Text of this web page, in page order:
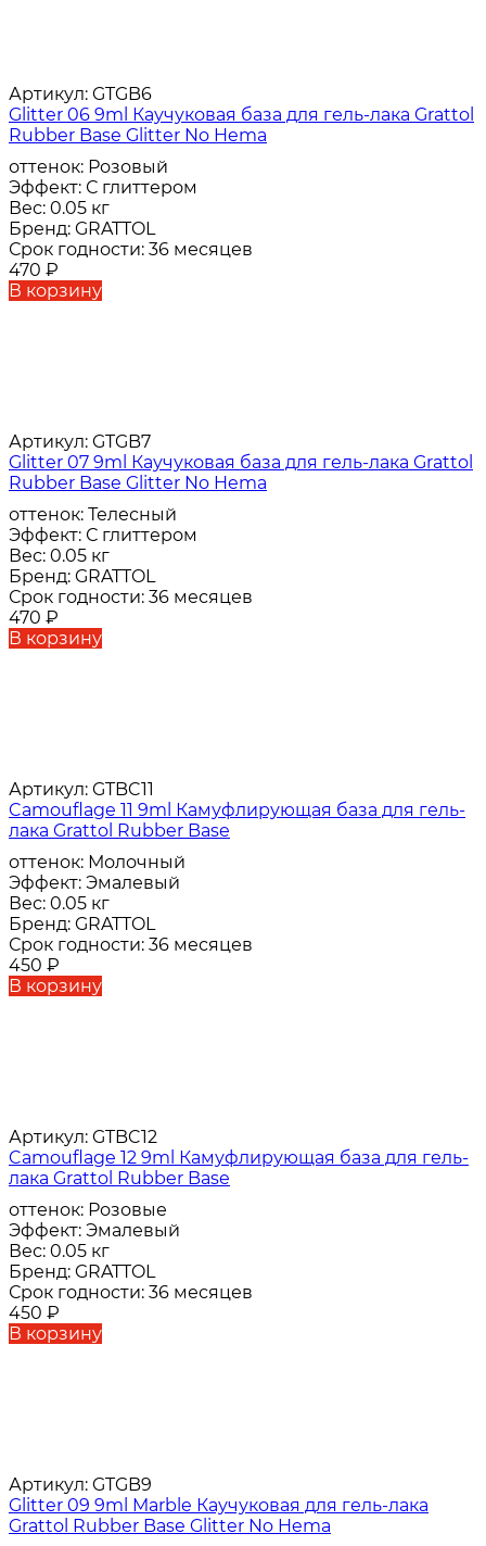
Артикул: GTGB6
Glitter 06 9ml Каучуковая база для гель-лака Grattol
Rubber Base Glitter No Hema
оттенок: Розовый
Эффект: С глиттером
Вес: 0.05 кг
Бренд: GRATTOL
Срок годности: 36 месяцев
470 ₽
В корзину
Артикул: GTGB7
Glitter 07 9ml Каучуковая база для гель-лака Grattol
Rubber Base Glitter No Hema
оттенок: Телесный
Эффект: С глиттером
Вес: 0.05 кг
Бренд: GRATTOL
Срок годности: 36 месяцев
470 ₽
В корзину
Артикул: GTBC11
Camouflage 11 9ml Камуфлирующая база для гель-
лака Grattol Rubber Base
оттенок: Молочный
Эффект: Эмалевый
Вес: 0.05 кг
Бренд: GRATTOL
Срок годности: 36 месяцев
450 ₽
В корзину
Артикул: GTBC12
Camouflage 12 9ml Камуфлирующая база для гель-
лака Grattol Rubber Base
оттенок: Розовые
Эффект: Эмалевый
Вес: 0.05 кг
Бренд: GRATTOL
Срок годности: 36 месяцев
450 ₽
В корзину
Артикул: GTGB9
Glitter 09 9ml Marble Каучуковая для гель-лака
Grattol Rubber Base Glitter No Hema